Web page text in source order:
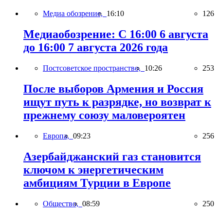
Медиа обозрение, 16:10 126
Медиаобозрение: С 16:00 6 августа
до 16:00 7 августа 2026 года
Постсоветское пространство, 10:26 253
После выборов Армения и Россия
ищут путь к разрядке, но возврат к
прежнему союзу маловероятен
Европа, 09:23 256
Азербайджанский газ становится
ключом к энергетическим
амбициям Турции в Европе
Общество, 08:59 250